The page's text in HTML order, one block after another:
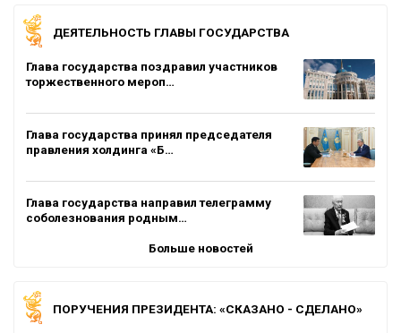
ДЕЯТЕЛЬНОСТЬ ГЛАВЫ ГОСУДАРСТВА
Глава государства поздравил участников
торжественного мероп…
Глава государства принял председателя
правления холдинга «Б…
Глава государства направил телеграмму
соболезнования родным…
Больше новостей
ПОРУЧЕНИЯ ПРЕЗИДЕНТА: «СКАЗАНО - СДЕЛАНО»